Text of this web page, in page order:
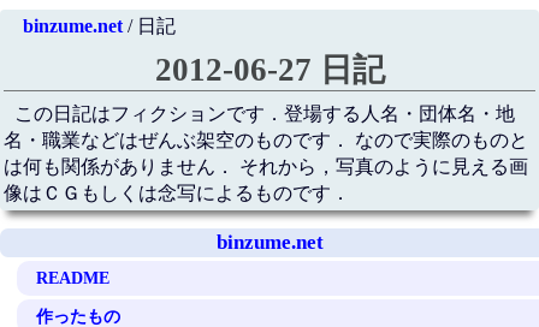
binzume.net/ 日記
2012-06-27 日記
この日記はフィクションです．登場する人名・団体名・地
名・職業などはぜんぶ架空のものです． なので実際のものと
は何も関係がありません． それから，写真のように見える画
像はＣＧもしくは念写によるものです．
binzume.net
README
作ったもの